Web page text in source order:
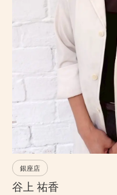
ABOUT
ONLINE STORE
MEN’S GROOMING SALON
PRIVACY POLICY
銀座店
谷上 祐香